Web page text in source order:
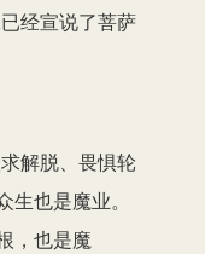
经宣说了菩萨
解脱、畏惧轮
也是魔业。
，也是魔